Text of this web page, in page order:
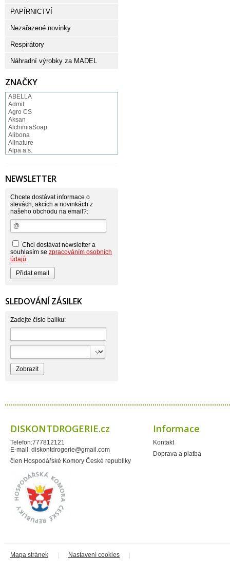
PAPÍRNICTVÍ
Nezařazené novinky
Respirátory
Náhradní výrobky za MADEL
ZNAČKY
ABELLA
Admit
Agro CS
Aksan
AlchimiaSoap
Alibona
Allnature
Alpa a.s.
Alufix
Astonish
Atlantic
AutoMax Group
Axcentive
BaL
Bateria
Beauty Lille
Beiersdorf - Nivea
Bella
Benkor
BERGEN S. R. L.
Bettina Barty
Bio-repel
Bioclean
Biolit
BIOM s.r.o.
Bioprospect
Bispol
Blue Stratos
BlueSun
Bolton
BumusCare GmBh
Certex
Chante Clair
Chopa
ChupaChups
Claro
Cleanzy s.r.o.
Cleary Group Italy
Clovin Germany
Codaa
Colgate - Palmolive
Coty
Coyote
Dalli
NEWSLETTER
Chcete dostávat informace o
slevách, akcích a novinkách z
našeho obchodu na email?:
Chci dostávat newsletter a
souhlasím se zpracováním osobních
údajů
SLEDOVÁNÍ ZÁSILEK
Zadejte číslo balíku:
DISKONTDROGERIE.cz
Telefon:777812121
E-mail: diskontdrogerie@gmail.com
člen Hospodářské Komory České republiky
Informace
Kontakt
Doprava a platba
Mapa stránek Nastavení cookies